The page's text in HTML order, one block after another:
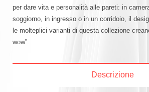
per dare vita e personalità alle pareti: in
soggiorno, in ingresso o in un corridoio, il
le molteplici varianti di questa collezione
wow”.
Descrizione